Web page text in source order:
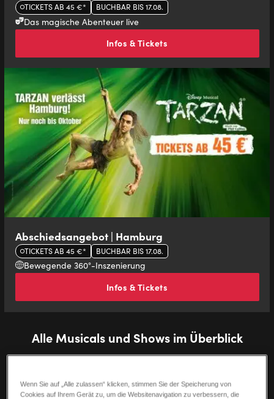
TICKETS AB 45 €* BUCHBAR BIS 17.08.
Das magische Abenteuer live
Infos & Tickets
Abschiedsangebot | Hamburg
TICKETS AB 45 €* BUCHBAR BIS 17.08.
Bewegende 360°-Inszenierung
Infos & Tickets
Alle Musicals und Shows im Überblick
Gänsehaut, große Emotionen und beste Unterhaltung – von
Wenn Sie auf „Alle zulassen“ klicken, stimmen Sie der Speicherung von
Cookies auf Ihrem Gerät zu, um die Websitenavigation zu verbessern, die